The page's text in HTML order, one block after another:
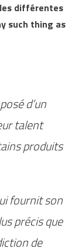
différentes
such thing as
d’un
talent
produits
fournit son
précis que
de